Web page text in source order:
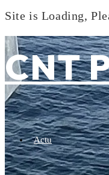
Site is Loading,
to
content
CNT
Actu